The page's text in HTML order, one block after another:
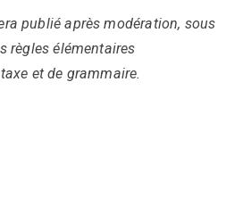
publié après modération, sous
règles élémentaires
et de grammaire.